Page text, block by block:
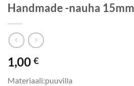
Handmade -nauha 15mm
1,00 €
Materiaali:puuvilla